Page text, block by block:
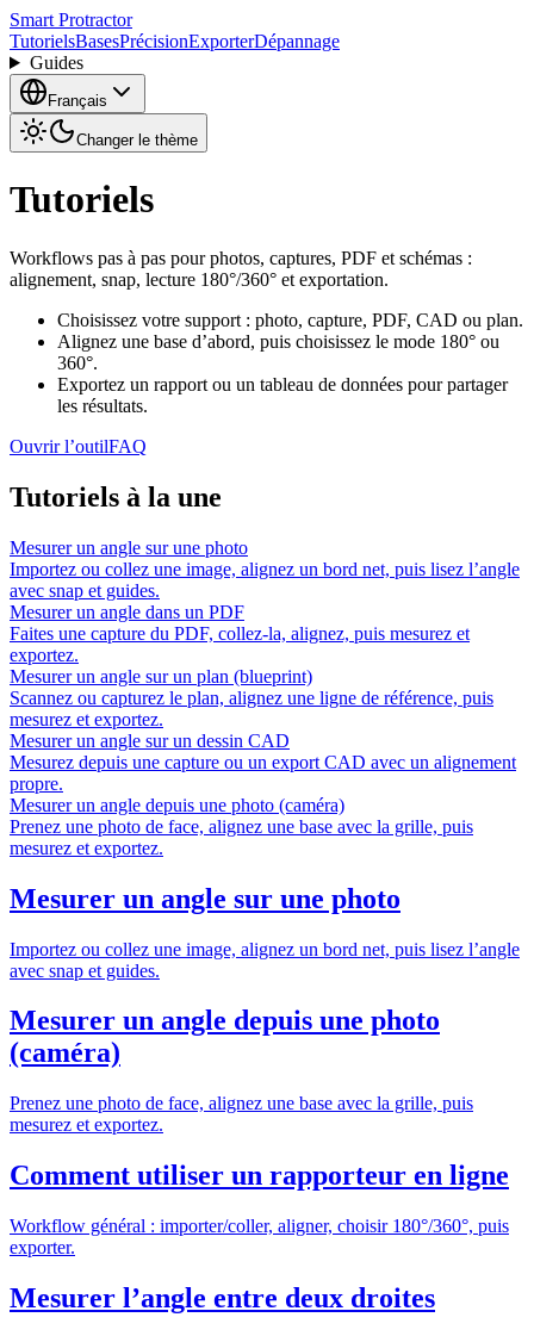
Smart Protractor
TutorielsBasesPrécisionExporterDépannage
Guides
Français
Changer le thème
Tutoriels
Workflows pas à pas pour photos, captures, PDF et schémas :
alignement, snap, lecture 180°/360° et exportation.
Choisissez votre support : photo, capture, PDF, CAD ou plan.
Alignez une base d’abord, puis choisissez le mode 180° ou
360°.
Exportez un rapport ou un tableau de données pour partager
les résultats.
Ouvrir l’outilFAQ
Tutoriels à la une
Mesurer un angle sur une photo
Importez ou collez une image, alignez un bord net, puis lisez l’angle
avec snap et guides.
Mesurer un angle dans un PDF
Faites une capture du PDF, collez-la, alignez, puis mesurez et
exportez.
Mesurer un angle sur un plan (blueprint)
Scannez ou capturez le plan, alignez une ligne de référence, puis
mesurez et exportez.
Mesurer un angle sur un dessin CAD
Mesurez depuis une capture ou un export CAD avec un alignement
propre.
Mesurer un angle depuis une photo (caméra)
Prenez une photo de face, alignez une base avec la grille, puis
mesurez et exportez.
Mesurer un angle sur une photo
Importez ou collez une image, alignez un bord net, puis lisez l’angle
avec snap et guides.
Mesurer un angle depuis une photo
(caméra)
Prenez une photo de face, alignez une base avec la grille, puis
mesurez et exportez.
Comment utiliser un rapporteur en ligne
Workflow général : importer/coller, aligner, choisir 180°/360°, puis
exporter.
Mesurer l’angle entre deux droites